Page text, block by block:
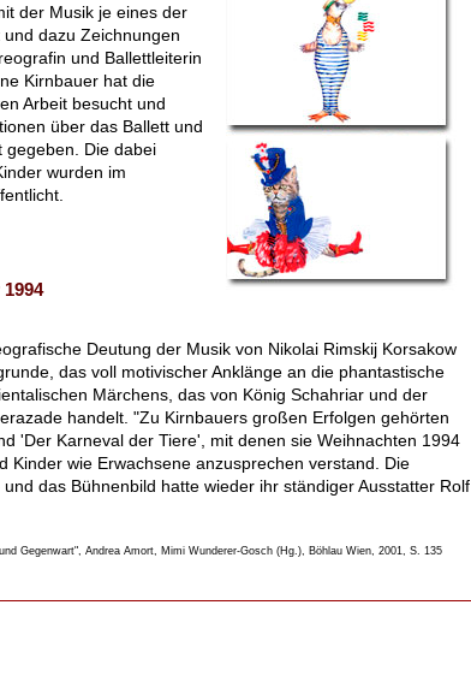
der Musik je eines der
dazu Zeichnungen
und Ballettleiterin
Kirnbauer hat die
Arbeit besucht und
über das Ballett und
gegeben. Die dabei
wurden im
Deutung der Musik von Nikolai Rimskij Korsakow
das voll motivischer Anklänge an die phantastische
Märchens, das von König Schahriar und der
handelt. "Zu Kirnbauers großen Erfolgen gehörten
'Der Karneval der Tiere', mit denen sie Weihnachten 1994
Kinder wie Erwachsene anzusprechen verstand. Die
das Bühnenbild hatte wieder ihr ständiger Ausstatter Rolf
Gegenwart", Andrea Amort, Mimi Wunderer-Gosch (Hg.), Böhlau Wien, 2001, S. 135